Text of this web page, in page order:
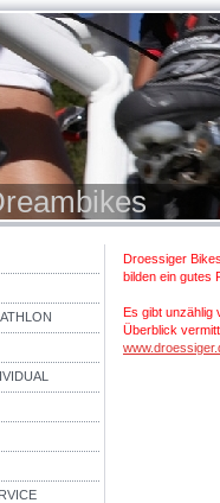
Droessiger
bilden ein gutes
Es gibt unzählig
Überblick